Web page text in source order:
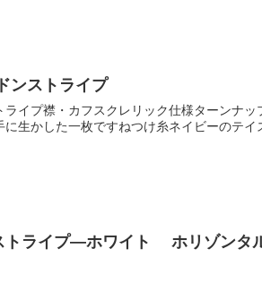
ンストライプ
ライプ襟・カフスクレリック仕様ターンナ
生かした一枚ですねつけ糸ネイビーのテイ
トライプ―ホワイト ホリゾン